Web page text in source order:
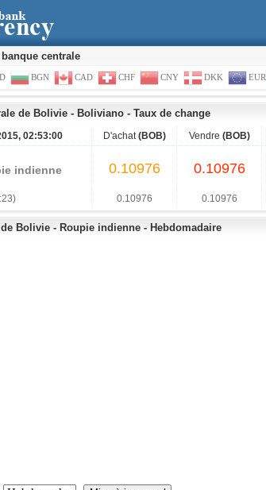
centrale
BGN CAD CHF CNY DKK EUR
de Bolivie - Boliviano - Taux de change
02:53:00 D'achat(BOB) Vendre (BOB)
indienne 0.10976 0.10976
0.10976 0.10976
Bolivie - Roupie indienne - Hebdomadaire